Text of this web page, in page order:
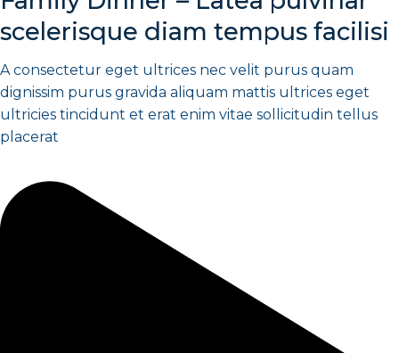
scelerisque diam tempus facilisi
A consectetur eget ultrices nec velit purus quam
dignissim purus gravida aliquam mattis ultrices eget
ultricies tincidunt et erat enim vitae sollicitudin tellus
placerat